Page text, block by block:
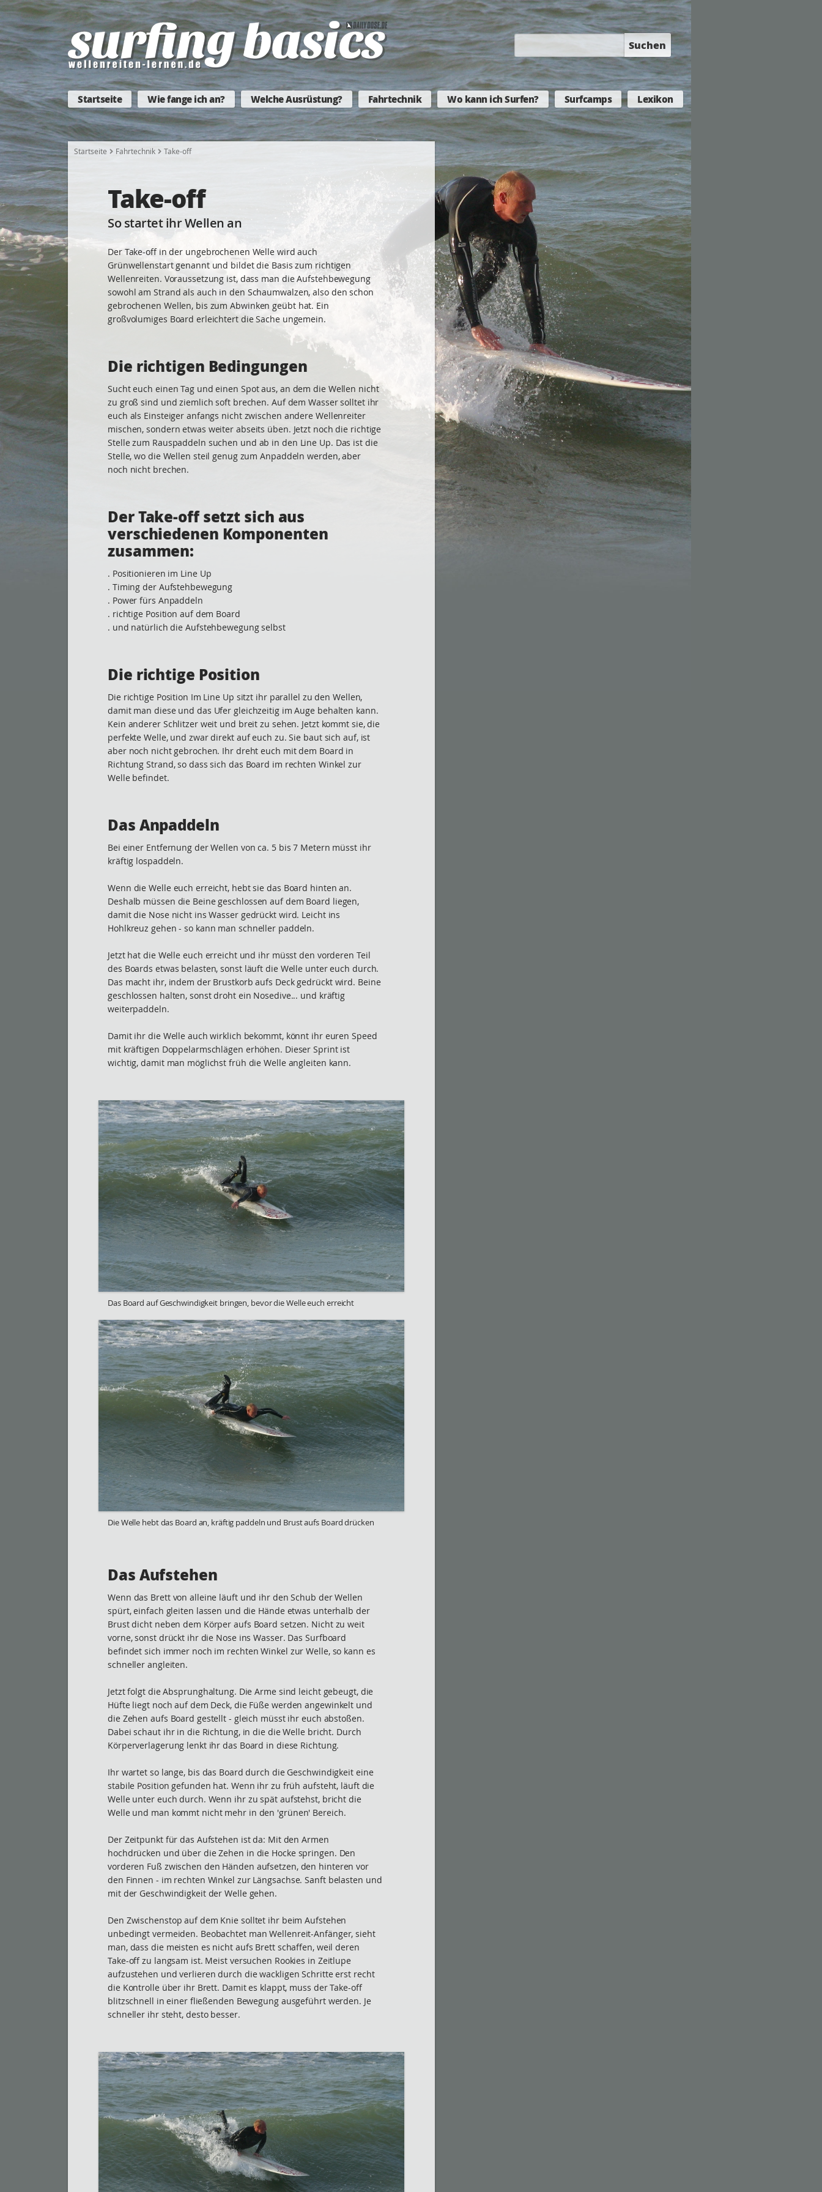
Suchen
Startseite Wie fange ich an? Welche Ausrüstung? Fahrtechnik Wo kann ich Surfen? Surfcamps Lexikon
Startseite Fahrtechnik Take-off
Take-off
So startet ihr Wellen an
Der Take-off in der ungebrochenen Welle wird auch
Grünwellenstart genannt und bildet die Basis zum richtigen
Wellenreiten. Voraussetzung ist, dass man die Aufstehbewegung
sowohl am Strand als auch in den Schaumwalzen, also den schon
gebrochenen Wellen, bis zum Abwinken geübt hat. Ein
großvolumiges Board erleichtert die Sache ungemein.
Die richtigen Bedingungen
Sucht euch einen Tag und einen Spot aus, an dem die Wellen nicht
zu groß sind und ziemlich soft brechen. Auf dem Wasser solltet ihr
euch als Einsteiger anfangs nicht zwischen andere Wellenreiter
mischen, sondern etwas weiter abseits üben. Jetzt noch die richtige
Stelle zum Rauspaddeln suchen und ab in den Line Up. Das ist die
Stelle, wo die Wellen steil genug zum Anpaddeln werden, aber
noch nicht brechen.
Der Take-off setzt sich aus
verschiedenen Komponenten
zusammen:
. Positionieren im Line Up
. Timing der Aufstehbewegung
. Power fürs Anpaddeln
. richtige Position auf dem Board
. und natürlich die Aufstehbewegung selbst
Die richtige Position
Die richtige Position Im Line Up sitzt ihr parallel zu den Wellen,
damit man diese und das Ufer gleichzeitig im Auge behalten kann.
Kein anderer Schlitzer weit und breit zu sehen. Jetzt kommt sie, die
perfekte Welle, und zwar direkt auf euch zu. Sie baut sich auf, ist
aber noch nicht gebrochen. Ihr dreht euch mit dem Board in
Richtung Strand, so dass sich das Board im rechten Winkel zur
Welle befindet.
Das Anpaddeln
Bei einer Entfernung der Wellen von ca. 5 bis 7 Metern müsst ihr
kräftig lospaddeln.
Wenn die Welle euch erreicht, hebt sie das Board hinten an.
Deshalb müssen die Beine geschlossen auf dem Board liegen,
damit die Nose nicht ins Wasser gedrückt wird. Leicht ins
Hohlkreuz gehen - so kann man schneller paddeln.
Jetzt hat die Welle euch erreicht und ihr müsst den vorderen Teil
des Boards etwas belasten, sonst läuft die Welle unter euch durch.
Das macht ihr, indem der Brustkorb aufs Deck gedrückt wird. Beine
geschlossen halten, sonst droht ein Nosedive... und kräftig
weiterpaddeln.
Damit ihr die Welle auch wirklich bekommt, könnt ihr euren Speed
mit kräftigen Doppelarmschlägen erhöhen. Dieser Sprint ist
wichtig, damit man möglichst früh die Welle angleiten kann.
Das Board auf Geschwindigkeit bringen, bevor die Welle euch erreicht
Die Welle hebt das Board an, kräftig paddeln und Brust aufs Board drücken
Das Aufstehen
Wenn das Brett von alleine läuft und ihr den Schub der Wellen
spürt, einfach gleiten lassen und die Hände etwas unterhalb der
Brust dicht neben dem Körper aufs Board setzen. Nicht zu weit
vorne, sonst drückt ihr die Nose ins Wasser. Das Surfboard
befindet sich immer noch im rechten Winkel zur Welle, so kann es
schneller angleiten.
Jetzt folgt die Absprunghaltung. Die Arme sind leicht gebeugt, die
Hüfte liegt noch auf dem Deck, die Füße werden angewinkelt und
die Zehen aufs Board gestellt - gleich müsst ihr euch abstoßen.
Dabei schaut ihr in die Richtung, in die die Welle bricht. Durch
Körperverlagerung lenkt ihr das Board in diese Richtung.
Ihr wartet so lange, bis das Board durch die Geschwindigkeit eine
stabile Position gefunden hat. Wenn ihr zu früh aufsteht, läuft die
Welle unter euch durch. Wenn ihr zu spät aufstehst, bricht die
Welle und man kommt nicht mehr in den 'grünen' Bereich.
Der Zeitpunkt für das Aufstehen ist da: Mit den Armen
hochdrücken und über die Zehen in die Hocke springen. Den
vorderen Fuß zwischen den Händen aufsetzen, den hinteren vor
den Finnen - im rechten Winkel zur Längsachse. Sanft belasten und
mit der Geschwindigkeit der Welle gehen.
Den Zwischenstop auf dem Knie solltet ihr beim Aufstehen
unbedingt vermeiden. Beobachtet man Wellenreit-Anfänger, sieht
man, dass die meisten es nicht aufs Brett schaffen, weil deren
Take-off zu langsam ist. Meist versuchen Rookies in Zeitlupe
aufzustehen und verlieren durch die wackligen Schritte erst recht
die Kontrolle über ihr Brett. Damit es klappt, muss der Take-off
blitzschnell in einer fließenden Bewegung ausgeführt werden. Je
schneller ihr steht, desto besser.